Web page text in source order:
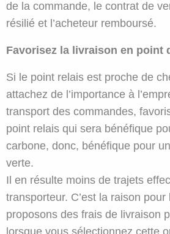
de la commande, le contrat de
résilié et l’acheteur remboursé.
Favorisez la livraison en point
Si le point relais est proche de
attachez de l’importance à
transport des commandes,
point relais qui sera bénéfique
carbone, donc, bénéfique pour
verte.
Il en résulte moins de trajets
transporteur. C’est la raison
proposons des frais de livraison
lorsque vous sélectionnez cette